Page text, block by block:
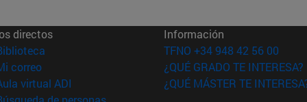
directos
(abre en nueva ventana)
correo(abre en nueva ventana)
virtual ADI (abre en nueva ventana)
Información
TFNO +34 948 42 56 00
¿QUÉ GRADO TE INTERESA?
¿QUÉ MÁSTER TE